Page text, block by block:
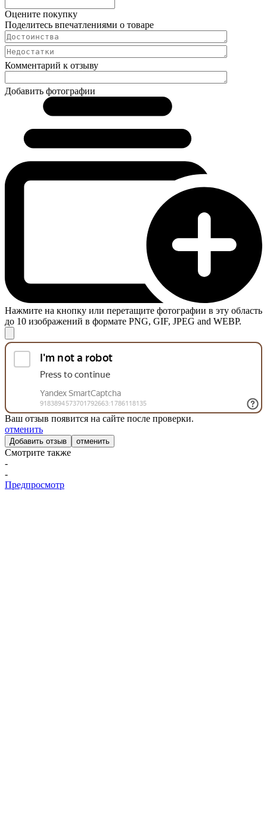
Оцените покупку
Поделитесь впечатлениями о товаре
Комментарий к отзыву
Добавить фотографии
Нажмите на кнопку или перетащите фотографии в эту область
до 10 изображений в формате PNG, GIF, JPEG and WEBP.
Ваш отзыв появится на сайте после проверки.
отменить
отменить
Смотрите также
-
-
Предпросмотр